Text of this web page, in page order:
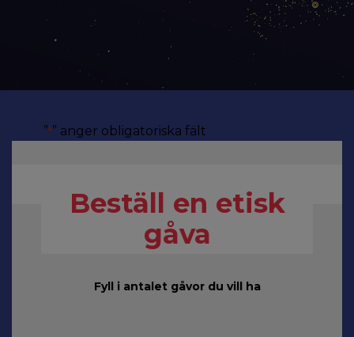
”*” anger obligatoriska fält
Beställ en etisk
gåva
Fyll i antalet gåvor du vill ha